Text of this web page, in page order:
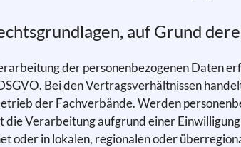
auf Grund
der personenbezogenen Daten
Bei den Vertragsverhältnissen
der Fachverbände. Werden
die Verarbeitung aufgrund einer
oder in lokalen, regionalen oder